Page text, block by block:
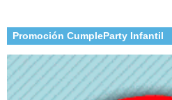
Promoción CumpleParty Infantil